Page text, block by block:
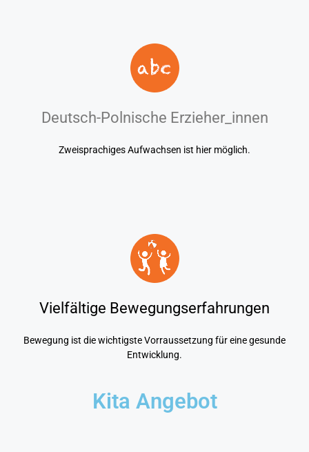
Deutsch-Polnische Erzieher_innen
Zweisprachiges Aufwachsen ist hier möglich.
Vielfältige Bewegungserfahrungen
Bewegung ist die wichtigste Vorraussetzung für eine gesunde
Entwicklung.
Kita Angebot